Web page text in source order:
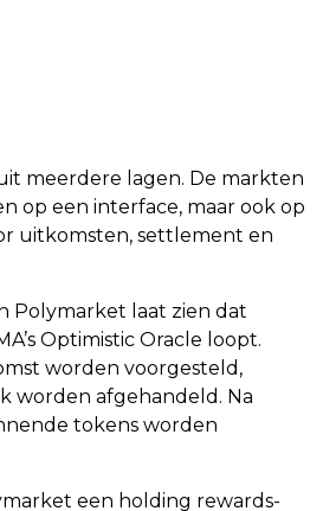
meerdere lagen. De markten
op een interface, maar ook op
uitkomsten, settlement en
Polymarket laat zien dat
Optimistic Oracle loopt.
worden voorgesteld,
worden afgehandeld. Na
tokens worden
een holding rewards-